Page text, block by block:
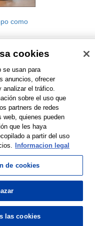
como
to 1 of 1 >
cookies
se usan para
anuncios, ofrecer
analizar el tráfico.
sobre el uso que
partners de redes
quienes pueden
que les haya
a partir del uso
Informacion legal
de cookies
las cookies